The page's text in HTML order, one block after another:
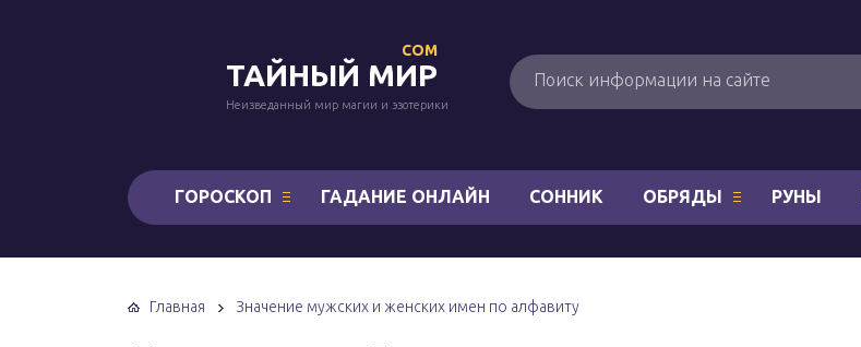
ТАЙНЫЙ МИР
COM
Неизведанный мир магии и эзотерики
ГОРОСКОП ГАДАНИЕ ОНЛАЙН СОННИК ОБРЯДЫ РУНЫ
Главная Значение мужских и женских имен по алфавиту